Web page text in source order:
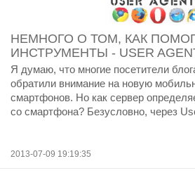
НЕМНОГО О ТОМ, КАК
ИНСТРУМЕНТЫ - USER
Я думаю, что многие посетители
обратили внимание на новую
смартфонов. Но как сервер
со смартфона? Безусловно, через
2013-07-09 19:19:35